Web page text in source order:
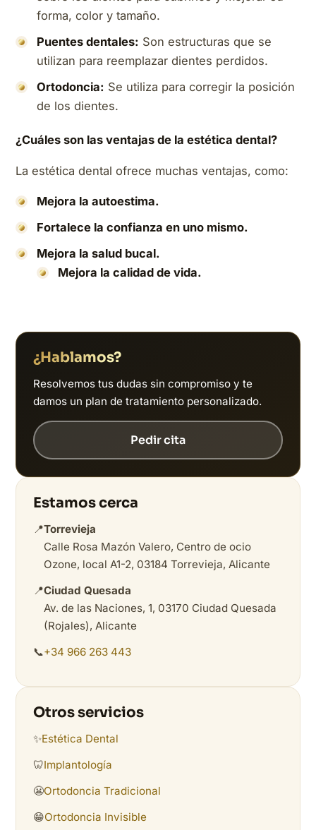
forma, color y tamaño.
Puentes dentales: Son estructuras que se
utilizan para reemplazar dientes perdidos.
Ortodoncia: Se utiliza para corregir la posición
de los dientes.
¿Cuáles son las ventajas de la estética dental?
La estética dental ofrece muchas ventajas, como:
Mejora la autoestima.
Fortalece la confianza en uno mismo.
Mejora la salud bucal.
Mejora la calidad de vida.
¿Hablamos?
Resolvemos tus dudas sin compromiso y te
damos un plan de tratamiento personalizado.
Pedir cita
Estamos cerca
📍Torrevieja
Calle Rosa Mazón Valero, Centro de ocio
Ozone, local A1-2, 03184 Torrevieja, Alicante
📍Ciudad Quesada
Av. de las Naciones, 1, 03170 Ciudad Quesada
(Rojales), Alicante
📞+34 966 263 443
Otros servicios
✨Estética Dental
🦷Implantología
😬Ortodoncia Tradicional
😁Ortodoncia Invisible